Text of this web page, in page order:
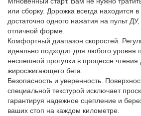
или сборку. Дорожка всегда находится
достаточно одного нажатия на пульт
отличной форме.
Комфортный диапазон скоростей.
идеально подходит для любого уровня
неспешной прогулки в процессе чтения
жиросжигающего бега.
Безопасность и уверенность.
специальной текстурой исключает
гарантируя надежное сцепление и
ваших стоп на каждом километре.